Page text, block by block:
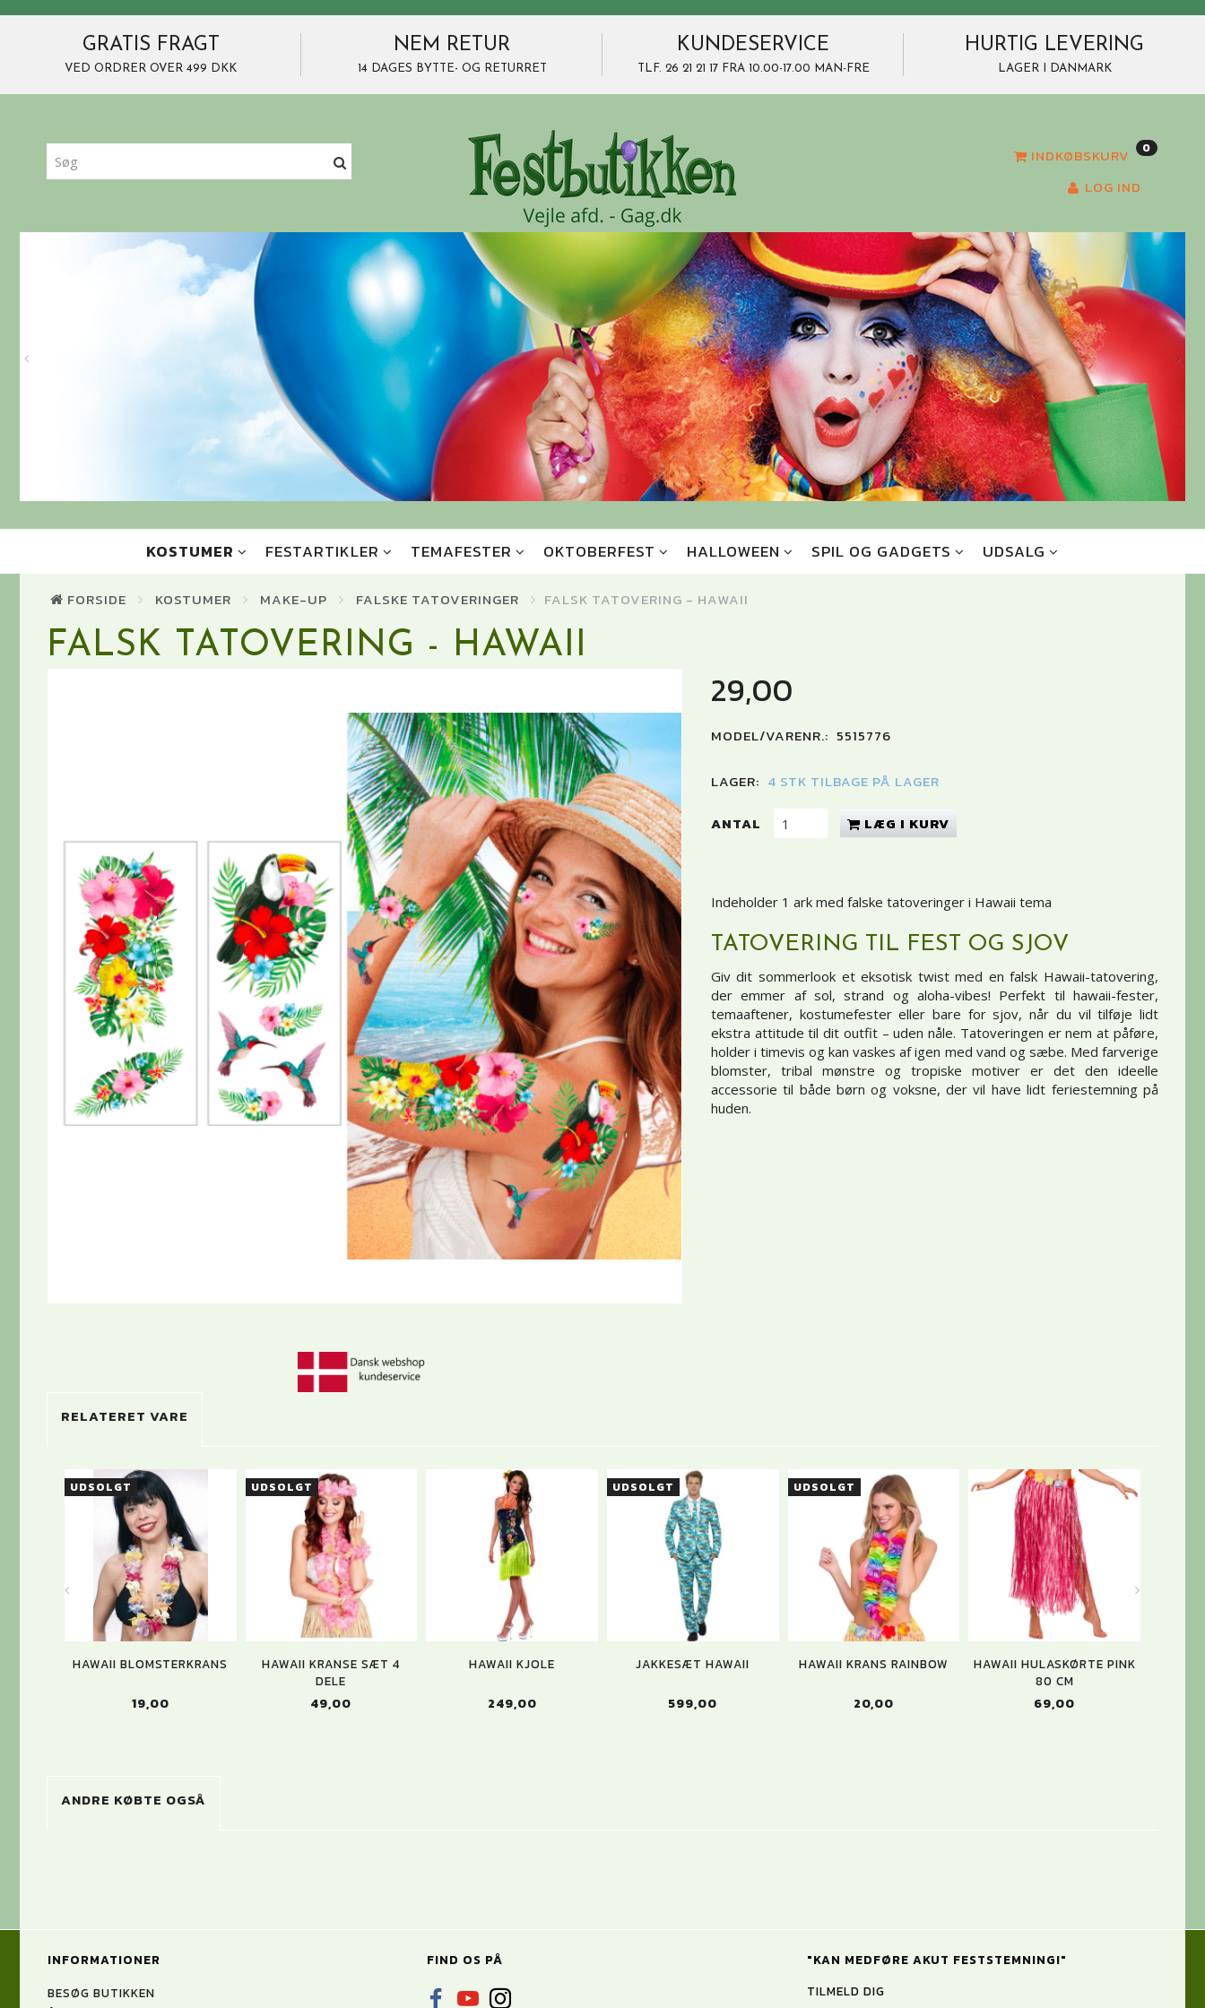
GRATIS FRAGT
VED ORDRER OVER 499 DKK
NEM RETUR
14 DAGES BYTTE- OG RETURRET
KUNDESERVICE
TLF. 26 21 21 17 FRA 10.00-17.00 MAN-FRE
HURTIG LEVERING
LAGER I DANMARK
INDKØBSKURV 0
LOG IND
KOSTUMER FESTARTIKLER TEMAFESTER OKTOBERFEST HALLOWEEN SPIL OG GADGETS UDSALG
FORSIDE KOSTUMER MAKE-UP FALSKE TATOVERINGER FALSK TATOVERING - HAWAII
FALSK TATOVERING - HAWAII
29,00
MODEL/VARENR.: 5515776
LAGER: 4 STK TILBAGE PÅ LAGER
ANTAL LÆG I KURV
Indeholder 1 ark med falske tatoveringer i Hawaii tema
TATOVERING TIL FEST OG SJOV
Giv dit sommerlook et eksotisk twist med en falsk Hawaii-tatovering,
der emmer af sol, strand og aloha-vibes! Perfekt til hawaii-fester,
temaaftener, kostumefester eller bare for sjov, når du vil tilføje lidt
ekstra attitude til dit outfit – uden nåle. Tatoveringen er nem at påføre,
holder i timevis og kan vaskes af igen med vand og sæbe. Med farverige
blomster, tribal mønstre og tropiske motiver er det den ideelle
accessorie til både børn og voksne, der vil have lidt feriestemning på
huden.
RELATERET VARE
UDSOLGT
HAWAII BLOMSTERKRANS
19,00
UDSOLGT
HAWAII KRANSE SÆT 4
DELE
49,00
HAWAII KJOLE
249,00
UDSOLGT
JAKKESÆT HAWAII
599,00
UDSOLGT
HAWAII KRANS RAINBOW
20,00
HAWAII HULASKØRTE PINK
80 CM
69,00
ANDRE KØBTE OGSÅ
INFORMATIONER
BESØG BUTIKKEN
FIND OS PÅ
"KAN MEDFØRE AKUT FESTSTEMNING!"
TILMELD DIG